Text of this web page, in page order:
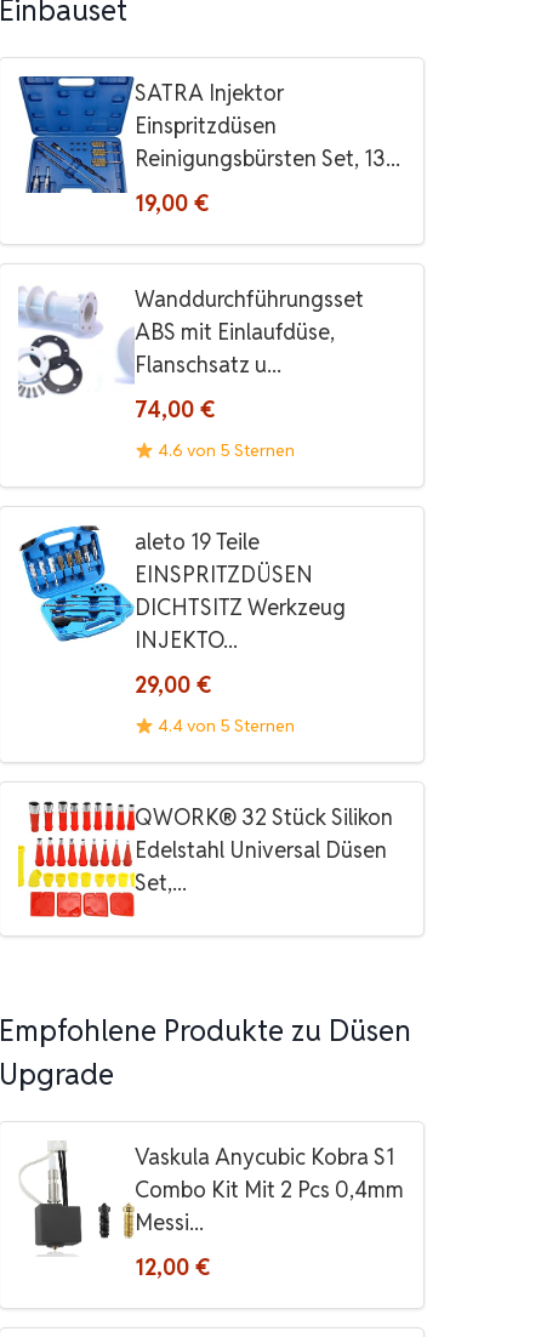
Einbauset
SATRA Injektor
Einspritzdüsen
Reinigungsbürsten Set, 13...
19,00 €
Wanddurchführungsset
ABS mit Einlaufdüse,
Flanschsatz u...
74,00 €
4.6 von 5 Sternen
aleto 19 Teile
EINSPRITZDÜSEN
DICHTSITZ Werkzeug
INJEKTO...
29,00 €
4.4 von 5 Sternen
QWORK® 32 Stück Silikon
Edelstahl Universal Düsen
Set,...
Empfohlene Produkte zu Düsen
Upgrade
Vaskula Anycubic Kobra S1
Combo Kit Mit 2 Pcs 0,4mm
Messi...
12,00 €